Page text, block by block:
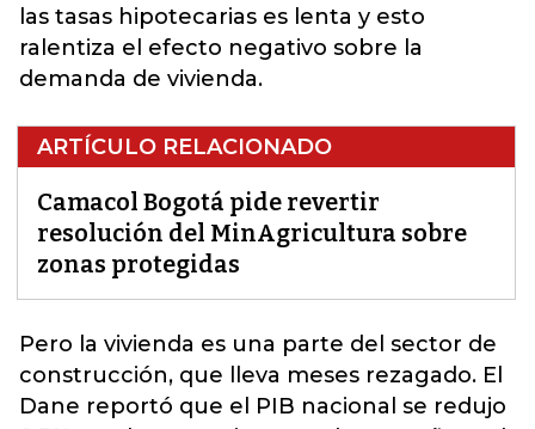
las tasas hipotecarias es lenta y esto
ralentiza el efecto negativo sobre la
demanda de vivienda.
ARTÍCULO RELACIONADO
Camacol Bogotá pide revertir
resolución del MinAgricultura sobre
zonas protegidas
Pero la vivienda es una parte del sector de
construcción, que lleva meses rezagado. El
Dane reportó que el PIB nacional se redujo